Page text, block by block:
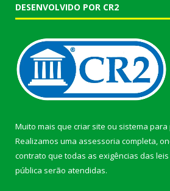
DESENVOLVIDO POR CR2
Muito mais que criar site ou sistema
Realizamos uma assessoria completa,
contrato que todas as exigências das
pública serão atendidas.